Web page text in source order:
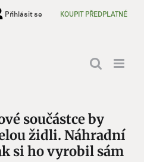
Přihlásit se KOUPIT PŘEDPLATNÉ
součástce by
židli. Náhradní
si ho vyrobil sám